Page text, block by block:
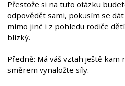
Přestože si na tuto otázku
odpovědět sami, pokusím se
mimo jiné i z pohledu rodiče
blízký.
Předně: Má váš vztah ještě kam
směrem vynaložte síly.